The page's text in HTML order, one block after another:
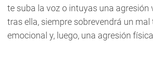
te suba la voz o intuyas una agresión
tras ella, siempre sobrevendrá un
emocional y, luego, una agresión